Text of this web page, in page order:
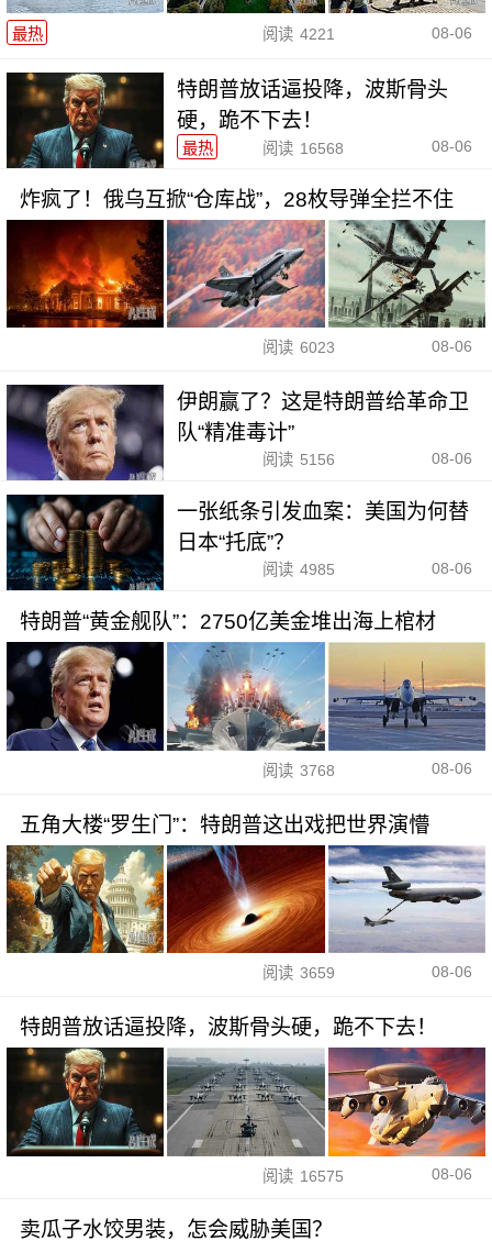
最热 阅读 4221 08-06
特朗普放话逼投降，波斯骨头
硬，跪不下去！
最热 阅读 16568 08-06
炸疯了！俄乌互掀“仓库战”，28枚导弹全拦不住
阅读 6023 08-06
伊朗赢了？这是特朗普给革命卫
队“精准毒计”
阅读 5156 08-06
一张纸条引发血案：美国为何替
日本“托底”？
阅读 4985 08-06
特朗普“黄金舰队”：2750亿美金堆出海上棺材
阅读 3768 08-06
五角大楼“罗生门”：特朗普这出戏把世界演懵
阅读 3659 08-06
特朗普放话逼投降，波斯骨头硬，跪不下去！
阅读 16575 08-06
卖瓜子水饺男装，怎会威胁美国？